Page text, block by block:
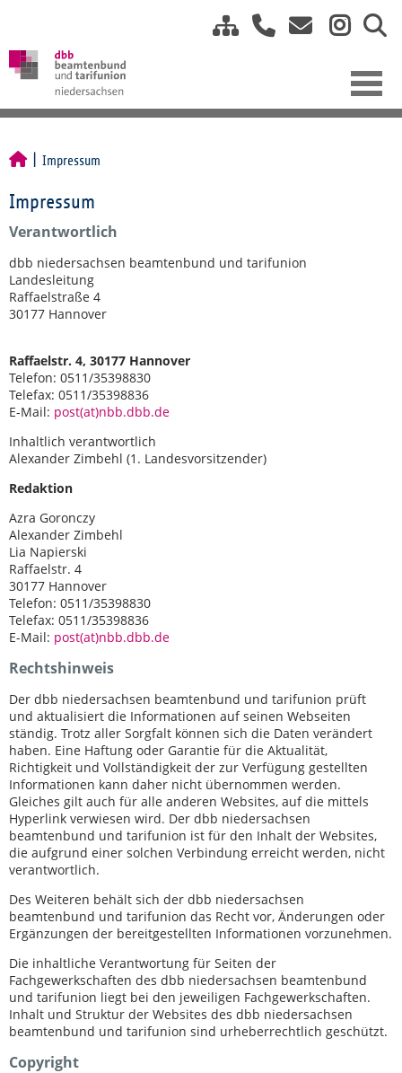
Impressum
Impressum
Verantwortlich
dbb niedersachsen beamtenbund und tarifunion
Landesleitung
Raffaelstraße 4
30177 Hannover
Raffaelstr. 4, 30177 Hannover
Telefon: 0511/35398830
Telefax: 0511/35398836
E-Mail: post(at)nbb.dbb.de
Inhaltlich verantwortlich
Alexander Zimbehl (1. Landesvorsitzender)
Redaktion
Azra Goronczy
Alexander Zimbehl
Lia Napierski
Raffaelstr. 4
30177 Hannover
Telefon: 0511/35398830
Telefax: 0511/35398836
E-Mail: post(at)nbb.dbb.de
Rechtshinweis
Der dbb niedersachsen beamtenbund und tarifunion prüft
und aktualisiert die Informationen auf seinen Webseiten
ständig. Trotz aller Sorgfalt können sich die Daten verändert
haben. Eine Haftung oder Garantie für die Aktualität,
Richtigkeit und Vollständigkeit der zur Verfügung gestellten
Informationen kann daher nicht übernommen werden.
Gleiches gilt auch für alle anderen Websites, auf die mittels
Hyperlink verwiesen wird. Der dbb niedersachsen
beamtenbund und tarifunion ist für den Inhalt der Websites,
die aufgrund einer solchen Verbindung erreicht werden, nicht
verantwortlich.
Des Weiteren behält sich der dbb niedersachsen
beamtenbund und tarifunion das Recht vor, Änderungen oder
Ergänzungen der bereitgestellten Informationen vorzunehmen.
Die inhaltliche Verantwortung für Seiten der
Fachgewerkschaften des dbb niedersachsen beamtenbund
und tarifunion liegt bei den jeweiligen Fachgewerkschaften.
Inhalt und Struktur der Websites des dbb niedersachsen
beamtenbund und tarifunion sind urheberrechtlich geschützt.
Copyright